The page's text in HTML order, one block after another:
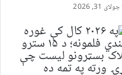
جولای 31, 2026